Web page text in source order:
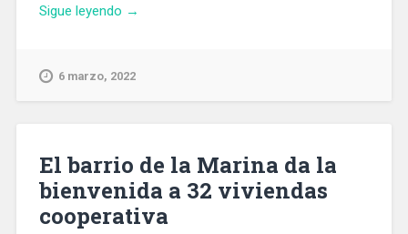
Sigue leyendo «Mejora
de
Sagrera
con
la
→
6 marzo, 2022
El barrio de la Marina da la
bienvenida a 32 viviendas
cooperativa